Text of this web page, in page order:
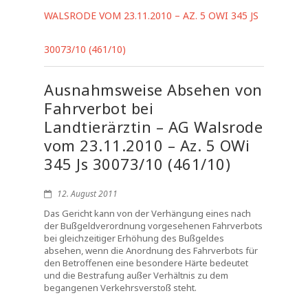
WALSRODE VOM 23.11.2010 – AZ. 5 OWI 345 JS
30073/10 (461/10)
Ausnahmsweise Absehen von
Fahrverbot bei
Landtierärztin – AG Walsrode
vom 23.11.2010 – Az. 5 OWi
345 Js 30073/10 (461/10)
12. August 2011
Das Gericht kann von der Verhängung eines nach
der Bußgeldverordnung vorgesehenen Fahrverbots
bei gleichzeitiger Erhöhung des Bußgeldes
absehen, wenn die Anordnung des Fahrverbots für
den Betroffenen eine besondere Härte bedeutet
und die Bestrafung außer Verhältnis zu dem
begangenen Verkehrsverstoß steht.